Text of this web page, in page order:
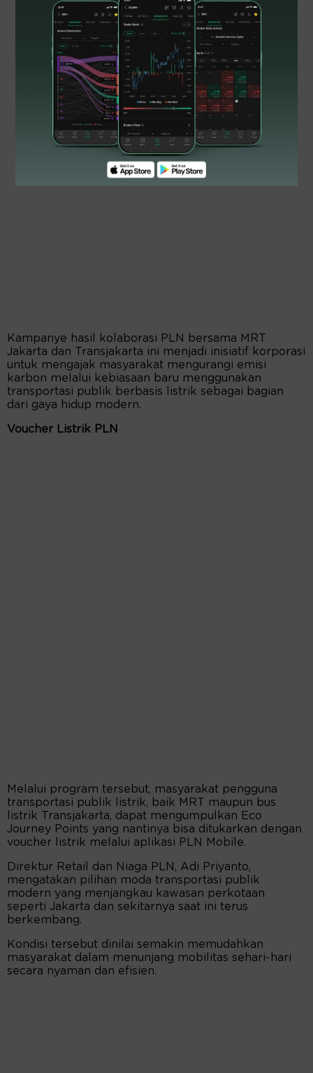
Kampanye hasil kolaborasi PLN bersama MRT
Jakarta dan Transjakarta ini menjadi inisiatif korporasi
untuk mengajak masyarakat mengurangi emisi
karbon melalui kebiasaan baru menggunakan
transportasi publik berbasis listrik sebagai bagian
dari gaya hidup modern.
Voucher Listrik PLN
Melalui program tersebut, masyarakat pengguna
transportasi publik listrik, baik MRT maupun bus
listrik Transjakarta, dapat mengumpulkan Eco
Journey Points yang nantinya bisa ditukarkan dengan
voucher listrik melalui aplikasi PLN Mobile.
Direktur Retail dan Niaga PLN, Adi Priyanto,
mengatakan pilihan moda transportasi publik
modern yang menjangkau kawasan perkotaan
seperti Jakarta dan sekitarnya saat ini terus
berkembang.
Kondisi tersebut dinilai semakin memudahkan
masyarakat dalam menunjang mobilitas sehari-hari
secara nyaman dan efisien.